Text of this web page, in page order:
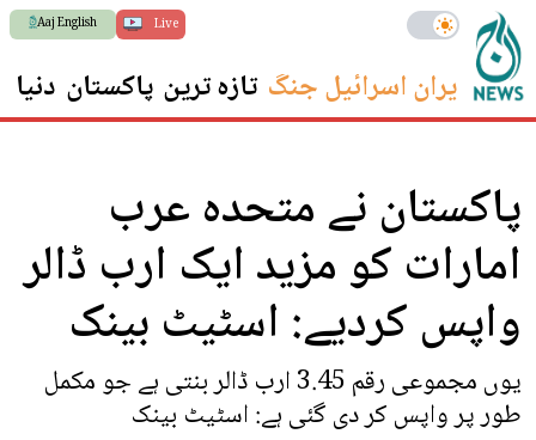
Live
Aaj English
ایران اسرائیل جنگ تازہ ترین پاکستان دنیا
پاکستان نے متحدہ عرب
امارات کو مزید ایک ارب ڈالر
واپس کردیے: اسٹیٹ بینک
یوں مجموعی رقم 3.45 ارب ڈالر بنتی ہے جو مکمل
طور پر واپس کر دی گئی ہے: اسٹیٹ بینک